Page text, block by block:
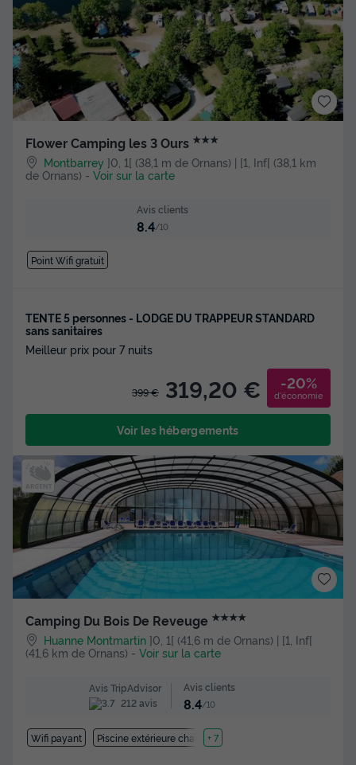
Flower Camping les 3 Ours ★★★
Montbarrey ]0, 1[ (38,1 m de Ornans) | [1, Inf[ (38,1 km
de Ornans) - Voir sur la carte
Avis clients
8.4/10
Point Wifi gratuit
TENTE 5 personnes - LODGE DU TRAPPEUR STANDARD
sans sanitaires
Meilleur prix pour 7 nuits
399 € 319,20 € -20%
d'économie
Voir les hébergements
Camping Du Bois De Reveuge ★★★★
Huanne Montmartin ]0, 1[ (41,6 m de Ornans) | [1, Inf[
(41,6 km de Ornans) - Voir sur la carte
Avis TripAdvisor
212 avis
Avis clients
8.4/10
Wifi payant Piscine extérieure chauffée
+ 7